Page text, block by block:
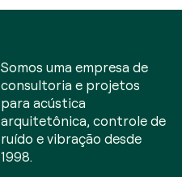
Somos uma empresa de
consultoria e projetos
para acústica
arquitetônica, controle de
ruído e vibração desde
1998.